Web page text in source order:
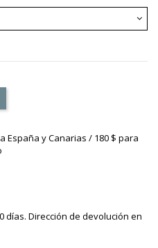
España y Canarias / 180 $ para
días. Dirección de devolución en